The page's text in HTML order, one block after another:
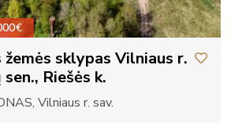
žemės sklypas Vilniaus r.
Riešės k.
Vilniaus r. sav.